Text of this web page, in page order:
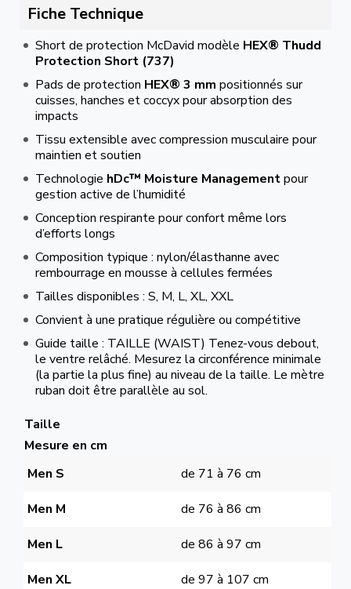
Fiche Technique
Short de protection McDavid modèle HEX® Thudd
Protection Short (737)
Pads de protection HEX® 3 mm positionnés sur
cuisses, hanches et coccyx pour absorption des
impacts
Tissu extensible avec compression musculaire pour
maintien et soutien
Technologie hDc™ Moisture Managementpour
gestion active de l’humidité
Conception respirante pour confort même lors
d’efforts longs
Composition typique : nylon/élasthanne avec
rembourrage en mousse à cellules fermées
Tailles disponibles : S, M, L, XL, XXL
Convient à une pratique régulière ou compétitive
Guide taille : TAILLE (WAIST) Tenez-vous debout,
le ventre relâché. Mesurez la circonférence minimale
(la partie la plus fine) au niveau de la taille. Le mètre
ruban doit être parallèle au sol.
Taille
Mesure en cm
Men S
de 71 à 76 cm
Men M de 76 à 86 cm
Men L de 86 à 97 cm
Men XL de 97 à 107 cm